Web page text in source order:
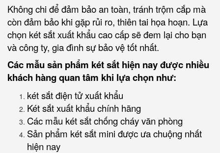
Không chi để đảm bảo an toàn, tránh trộm cắp mà
còn đảm bảo khi gặp rủi ro, thiên tai họa hoạn. Lựa
chọn két sắt xuất khẩu cao cấp sẽ đem lại cho bạn
và công ty, gia đình sự bảo vệ tốt nhất.
Các mẫu sản phẩm két sắt hiện nay được nhiều
khách hàng quan tâm khi lựa chọn như:
két sắt điện tử xuất khẩu
Két sắt xuất khẩu chính hãng
Các mẫu két sắt chống cháy văn phòng
Sản phẩm két sắt mini được ưa chuộng nhất
hiện nay